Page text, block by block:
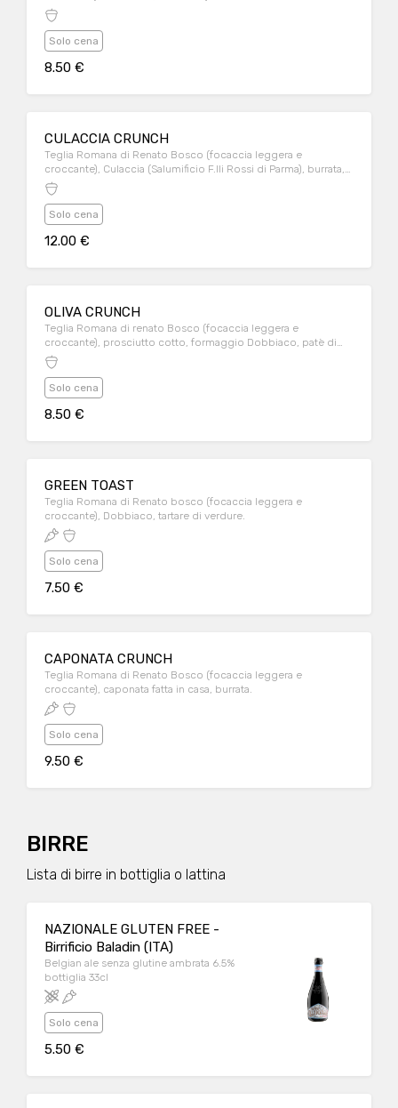
Parma), pomodori secchi.
Solo cena
8.50 €
CULACCIA CRUNCH
Teglia Romana di Renato Bosco (focaccia leggera e
croccante), Culaccia (Salumificio F.lli Rossi di Parma), burrata,
mayo leggera al pesto.
Solo cena
12.00 €
OLIVA CRUNCH
Teglia Romana di renato Bosco (focaccia leggera e
croccante), prosciutto cotto, formaggio Dobbiaco, patè di
olive nere.
Solo cena
8.50 €
GREEN TOAST
Teglia Romana di Renato bosco (focaccia leggera e
croccante), Dobbiaco, tartare di verdure.
Solo cena
7.50 €
CAPONATA CRUNCH
Teglia Romana di Renato Bosco (focaccia leggera e
croccante), caponata fatta in casa, burrata.
Solo cena
9.50 €
BIRRE
Lista di birre in bottiglia o lattina
NAZIONALE GLUTEN FREE -
Birrificio Baladin (ITA)
Belgian ale senza glutine ambrata 6.5%
bottiglia 33cl
Solo cena
5.50 €